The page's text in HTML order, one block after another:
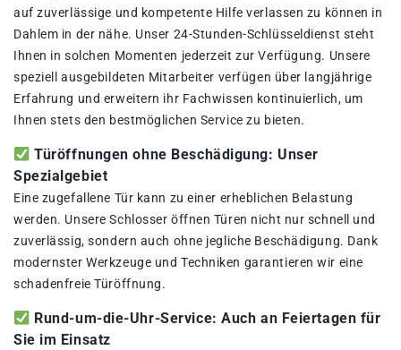
auf zuverlässige und kompetente Hilfe verlassen zu können in
Dahlem in der nähe. Unser 24-Stunden-Schlüsseldienst steht
Ihnen in solchen Momenten jederzeit zur Verfügung. Unsere
speziell ausgebildeten Mitarbeiter verfügen über langjährige
Erfahrung und erweitern ihr Fachwissen kontinuierlich, um
Ihnen stets den bestmöglichen Service zu bieten.
Türöffnungen ohne Beschädigung: Unser
Spezialgebiet
Eine zugefallene Tür kann zu einer erheblichen Belastung
werden. Unsere Schlosser öffnen Türen nicht nur schnell und
zuverlässig, sondern auch ohne jegliche Beschädigung. Dank
modernster Werkzeuge und Techniken garantieren wir eine
schadenfreie Türöffnung.
Rund-um-die-Uhr-Service: Auch an Feiertagen für
Sie im Einsatz